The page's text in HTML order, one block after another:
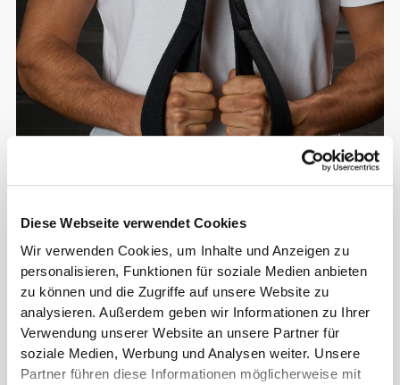
Diese Webseite verwendet Cookies
Wir verwenden Cookies, um Inhalte und Anzeigen zu
personalisieren, Funktionen für soziale Medien anbieten
zu können und die Zugriffe auf unsere Website zu
analysieren. Außerdem geben wir Informationen zu Ihrer
Verwendung unserer Website an unsere Partner für
soziale Medien, Werbung und Analysen weiter. Unsere
Partner führen diese Informationen möglicherweise mit
Info und Pflegehinweise
Gesamtbewertungen
Größen-Guide